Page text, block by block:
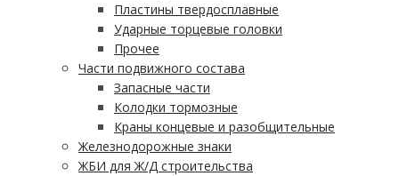
Пластины твердосплавные
Ударные торцевые головки
Прочее
Части подвижного состава
Запасные части
Колодки тормозные
Краны концевые и разобщительные
Железнодорожные знаки
ЖБИ для Ж/Д строительства